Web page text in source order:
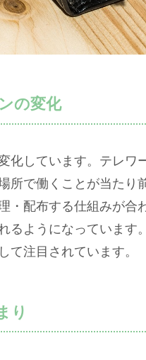
の変化
化しています。テレワ
所で働くことが当たり
・配布する仕組みが合
るようになっています
て注目されています。
り